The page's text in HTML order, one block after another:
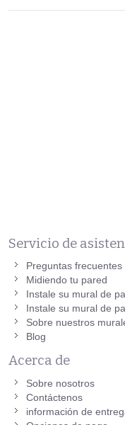
Servicio de
Preguntas
Midiendo tu pared
Instale su mural de
Instale su mural de
Sobre nuestros
Blog
Acerca de
Sobre nosotros
Contáctenos
información de